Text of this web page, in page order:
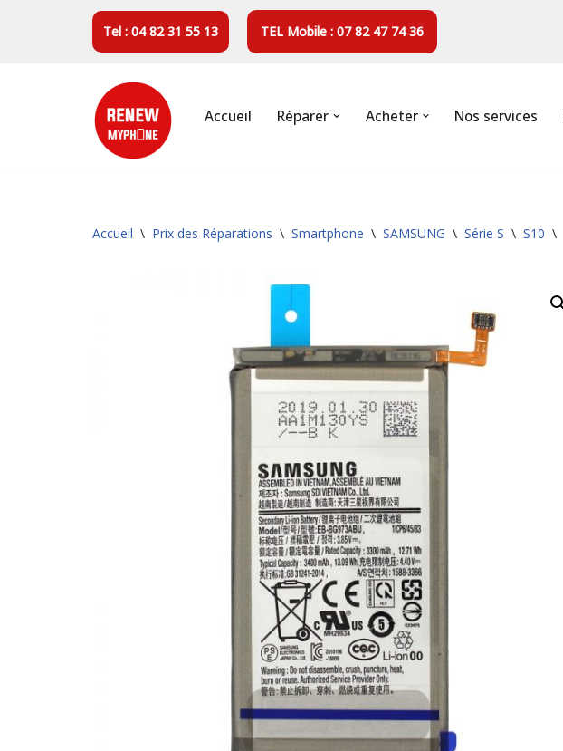
Tel : 04 82 31 55 13 TEL Mobile : 07 82 47 74 36
Accueil Réparer Acheter Nos services
Accueil \ Prix des Réparations \ Smartphone \ SAMSUNG \ Série S \ S10 \